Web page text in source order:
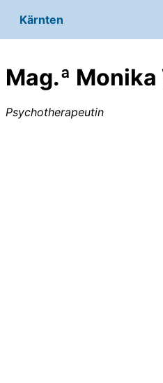
Kärnten
Mag.ª
Psychotherapeutin